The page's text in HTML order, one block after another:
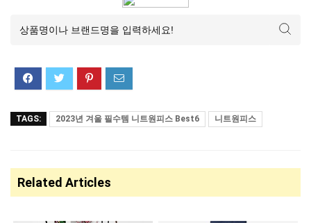
TAGS: 2023년 겨울 필수템 니트원피스 Best6 니트원피스
Related Articles